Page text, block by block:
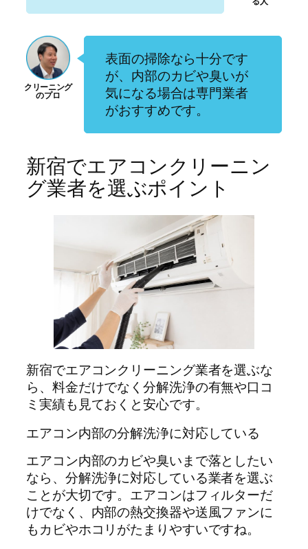
表面の掃除なら十分です
が、内部のカビや臭いが
気になる場合は専門業者
がおすすめです。
新宿でエアコンクリーニン
グ業者を選ぶポイント
新宿でエアコンクリーニング業者を選ぶな
ら、料金だけでなく分解洗浄の有無や口コ
ミ実績も見ておくと安心です。
エアコン内部の分解洗浄に対応している
エアコン内部のカビや臭いまで落としたい
なら、分解洗浄に対応している業者を選ぶ
ことが大切です。エアコンはフィルターだ
けでなく、内部の熱交換器や送風ファンに
もカビやホコリがたまりやすいですね。